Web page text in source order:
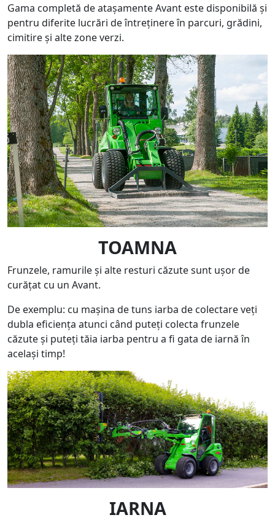
Gama completă de atașamente Avant este disponibilă și
pentru diferite lucrări de întreținere în parcuri, grădini,
cimitire și alte zone verzi.
TOAMNA
Frunzele, ramurile și alte resturi căzute sunt ușor de
curățat cu un Avant.
De exemplu: cu mașina de tuns iarba de colectare veți
dubla eficiența atunci când puteți colecta frunzele
căzute și puteți tăia iarba pentru a fi gata de iarnă în
același timp!
IARNA